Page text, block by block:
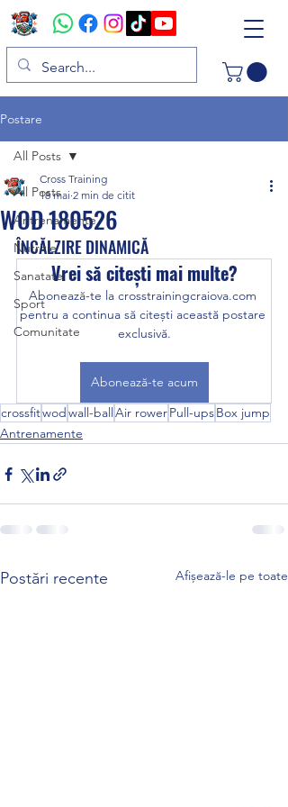
Postare
All Posts
Antrenamente
Nutritie
Sanatate
Sport
Comunitate
All Posts
WOD 180526
Cross Training
18 mai 2 min de citit
ÎNCĂLZIRE DINAMICĂ
Vrei să citești mai multe?
Abonează-te la crosstrainingcraiova.com
pentru a continua să citești această postare
exclusivă.
Abonează-te acum
crossfitwod wall-ball Air rowerPull-upsBox jump
Antrenamente
Postări recente Afișează-le pe toate